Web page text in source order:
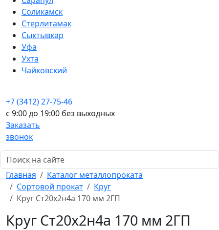
Соликамск
Стерлитамак
Сыктывкар
Уфа
Ухта
Чайковский
+7 (3412) 27-75-46
c 9:00 до 19:00 без выходных
Заказать
звонок
Главная
Каталог металлопроката
Сортовой прокат
Круг
Круг Ст20х2н4а 170 мм 2ГП
Круг Ст20х2н4а 170 мм 2ГП